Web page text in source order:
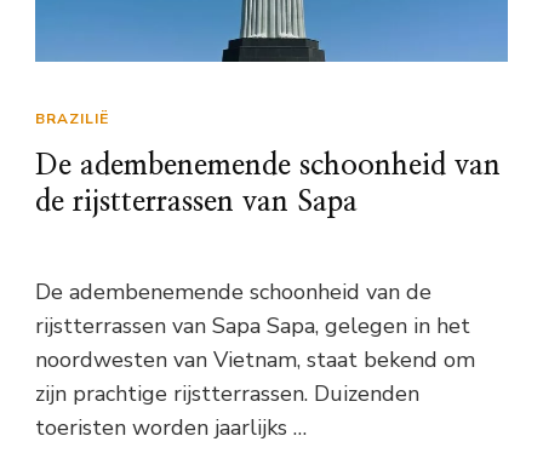
BRAZILIË
De adembenemende schoonheid van
de rijstterrassen van Sapa
De adembenemende schoonheid van de
rijstterrassen van Sapa Sapa, gelegen in het
noordwesten van Vietnam, staat bekend om
zijn prachtige rijstterrassen. Duizenden
toeristen worden jaarlijks …